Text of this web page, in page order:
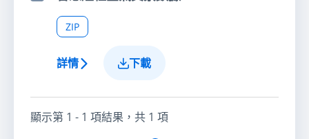
ZIP
詳情 下載
顯示第 1 - 1 項結果，共 1 項